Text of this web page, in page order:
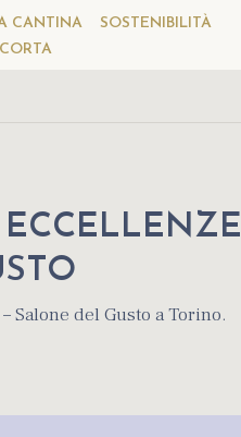
CANTINA
SOSTENIBILITÀ
Salone del Gusto a Torino.